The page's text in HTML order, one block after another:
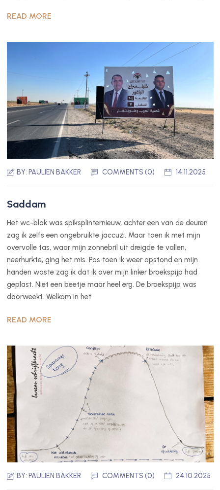
READ MORE
BY: PAULIEN BAKKER COMMENTS (0) 14.11.2025
Saddam
Het wc-blok was spiksplinternieuw, achter een van de deuren
zag ik zelfs een ongebruikte jaccuzi. Maar toen ik met mijn
overvolle tas, waar mijn zonnebril uit dreigde te vallen,
neerhurkte, ging het mis. Pas toen ik weer opstond en mijn
handen waste zag ik dat ik over mijn linker broekspijp had
geplast. Niet een beetje maar heel erg. De broekspijp was
doorweekt. Welkom in het
READ MORE
BY: PAULIEN BAKKER COMMENTS (0) 24.10.2025